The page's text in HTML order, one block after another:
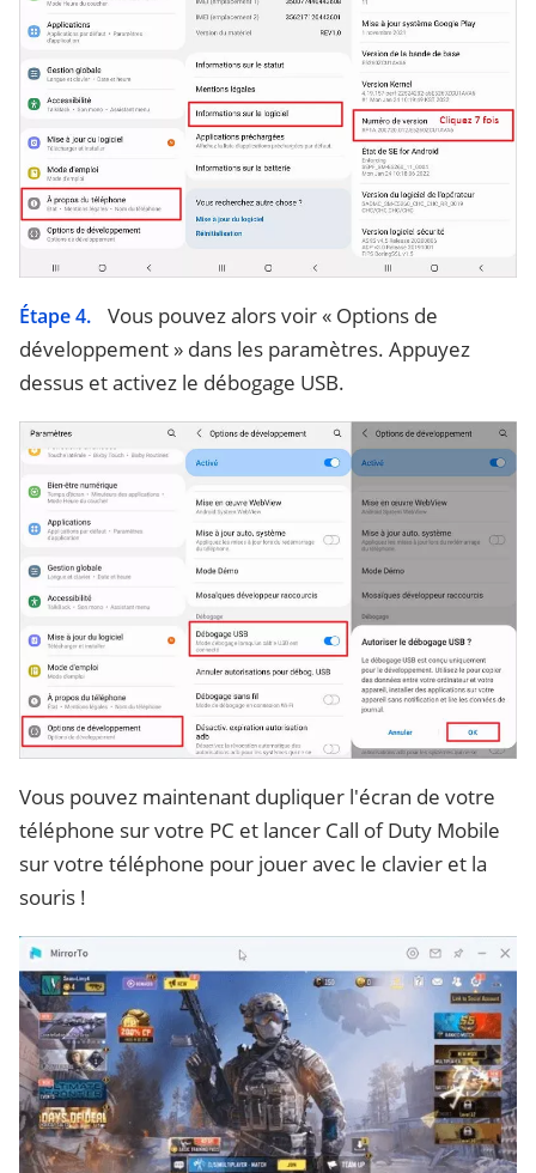
Étape 4.
Vous pouvez alors voir « Options de
développement » dans les paramètres. Appuyez
dessus et activez le débogage USB.
Vous pouvez maintenant dupliquer l'écran de votre
téléphone sur votre PC et lancer Call of Duty Mobile
sur votre téléphone pour jouer avec le clavier et la
souris !